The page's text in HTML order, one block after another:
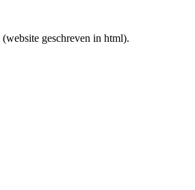
(website geschreven in html).